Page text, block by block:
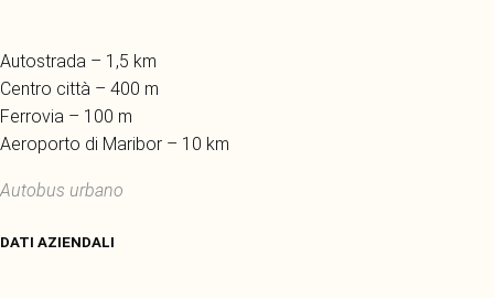
Autostrada – 1,5 km
Centro città – 400 m
Ferrovia – 100 m
Aeroporto di Maribor – 10 km
Autobus urbano
DATI AZIENDALI